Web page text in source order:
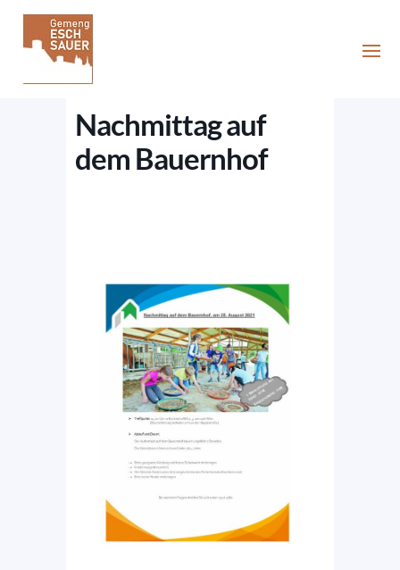
Nachmittag auf
dem Bauernhof